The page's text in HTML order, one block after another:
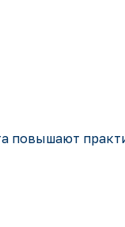
повышают